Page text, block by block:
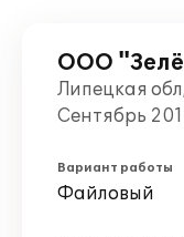
ООО
Липецкая
Сентябрь
Вариант работы
Файловый